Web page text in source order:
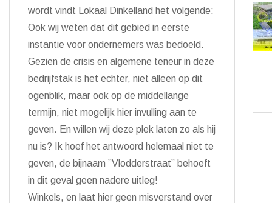
wordt vindt Lokaal Dinkelland het volgende:
Ook wij weten dat dit gebied in eerste
instantie voor ondernemers was bedoeld.
Gezien de crisis en algemene teneur in deze
bedrijfstak is het echter, niet alleen op dit
ogenblik, maar ook op de middellange
termijn, niet mogelijk hier invulling aan te
geven. En willen wij deze plek laten zo als hij
nu is? Ik hoef het antwoord helemaal niet te
geven, de bijnaam ”Vlodderstraat” behoeft
in dit geval geen nadere uitleg!
Winkels, en laat hier geen misverstand over